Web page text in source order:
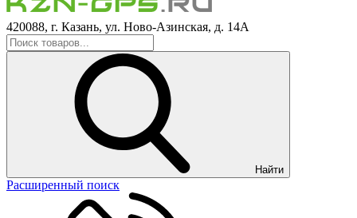
420088, г. Казань, ул. Ново-Азинская, д. 14А
Найти
Расширенный поиск